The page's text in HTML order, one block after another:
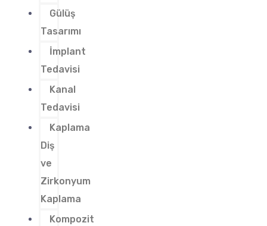
Gülüş
Tasarımı
İmplant
Tedavisi
Kanal
Tedavisi
Kaplama
Diş
ve
Zirkonyum
Kaplama
Kompozit